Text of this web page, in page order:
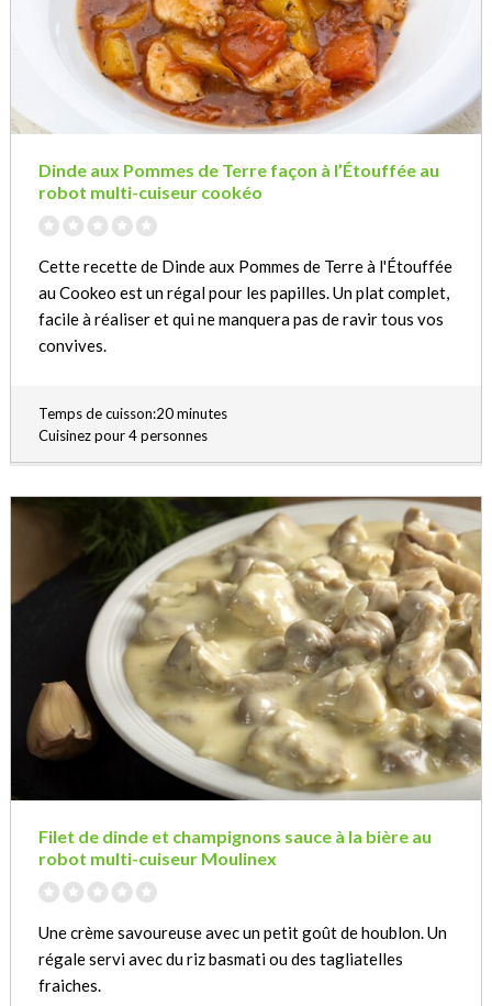
Dinde aux Pommes de Terre façon à l’Étouffée au
robot multi-cuiseur cookéo
Cette recette de Dinde aux Pommes de Terre à l'Étouffée
au Cookeo est un régal pour les papilles. Un plat complet,
facile à réaliser et qui ne manquera pas de ravir tous vos
convives.
Temps de cuisson:20 minutes
Cuisinez pour 4 personnes
Filet de dinde et champignons sauce à la bière au
robot multi-cuiseur Moulinex
Une crème savoureuse avec un petit goût de houblon. Un
régale servi avec du riz basmati ou des tagliatelles
fraiches.